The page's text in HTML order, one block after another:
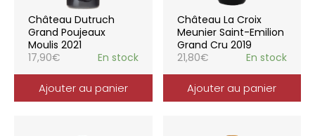
Château Dutruch
Grand Poujeaux
Moulis 2021
17,90€ En stock
Ajouter au panier
Château La Croix
Meunier Saint-Emilion
Grand Cru 2019
21,80€ En stock
Ajouter au panier